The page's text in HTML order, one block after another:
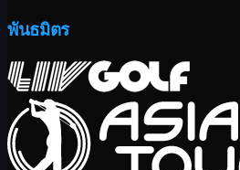
พันธมิตร